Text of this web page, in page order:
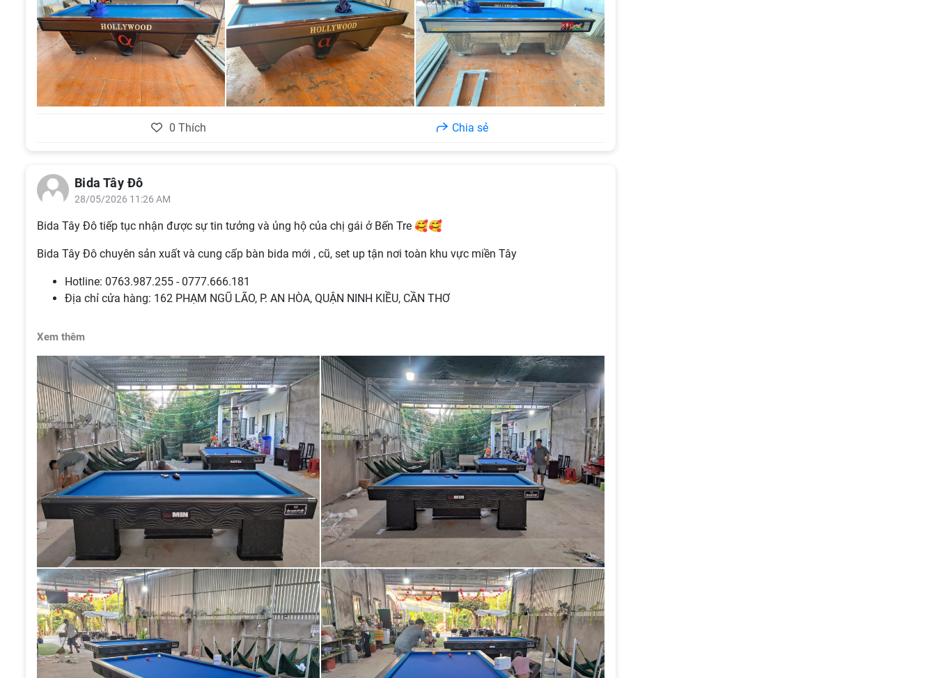
0 Thích Chia sẻ
Bida Tây Đô
28/05/2026 11:26 AM
Bida Tây Đô tiếp tục nhận được sự tin tưởng và ủng hộ của chị gái ở Bến Tre 🥰🥰
Bida Tây Đô chuyên sản xuất và cung cấp bàn bida mới , cũ, set up tận nơi toàn khu vực miền Tây
Hotline: 0763.987.255 - 0777.666.181
Địa chỉ cửa hàng: 162 PHẠM NGŨ LÃO, P. AN HÒA, QUẬN NINH KIỀU, CẦN THƠ
Xem thêm